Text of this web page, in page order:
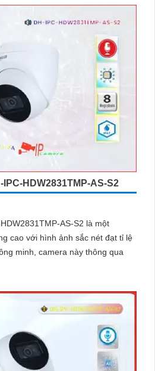
cao hiệu quả quản lý và an ninh
HDW2831TMP-AS-S2
AS-S2 là một
cao với hình ảnh sắc nét đạt tỉ lệ